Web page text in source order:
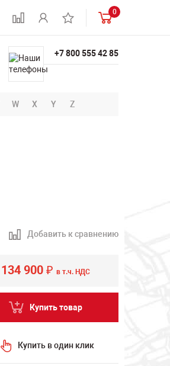
0
+7 800 555 42 85
W X Y Z
Добавить к сравнению
134 900 ₽ в т.ч. НДС
Купить товар
Купить в один клик